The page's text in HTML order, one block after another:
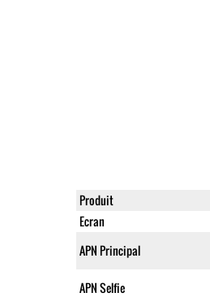
Produit
Ecran
APN Principal
APN Selfie